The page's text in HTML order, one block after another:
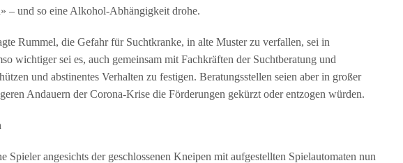
– und so eine Alkohol-Abhängigkeit drohe.
Rummel, die Gefahr für Suchtkranke, in alte Muster zu verfallen, sei in
wichtiger sei es, auch gemeinsam mit Fachkräften der Suchtberatung und
und abstinentes Verhalten zu festigen. Beratungsstellen seien aber in großer
Andauern der Corona-Krise die Förderungen gekürzt oder entzogen würden.
Spieler angesichts der geschlossenen Kneipen mit aufgestellten Spielautomaten nun